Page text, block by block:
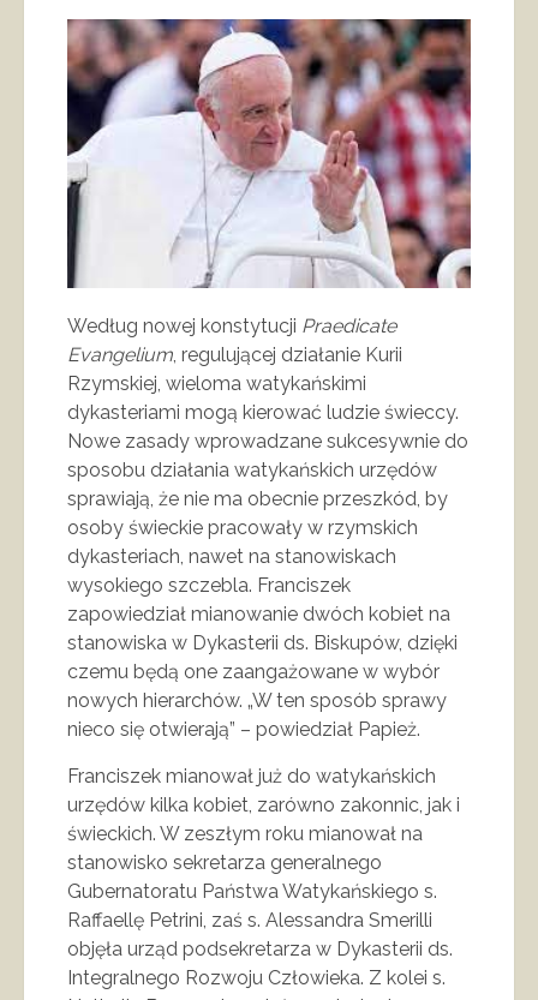
Według nowej konstytucji Praedicate
Evangelium, regulującej działanie Kurii
Rzymskiej, wieloma watykańskimi
dykasteriami mogą kierować ludzie świeccy.
Nowe zasady wprowadzane sukcesywnie do
sposobu działania watykańskich urzędów
sprawiają, że nie ma obecnie przeszkód, by
osoby świeckie pracowały w rzymskich
dykasteriach, nawet na stanowiskach
wysokiego szczebla. Franciszek
zapowiedział mianowanie dwóch kobiet na
stanowiska w Dykasterii ds. Biskupów, dzięki
czemu będą one zaangażowane w wybór
nowych hierarchów. „W ten sposób sprawy
nieco się otwierają” – powiedział Papież.
Franciszek mianował już do watykańskich
urzędów kilka kobiet, zarówno zakonnic, jak i
świeckich. W zeszłym roku mianował na
stanowisko sekretarza generalnego
Gubernatoratu Państwa Watykańskiego s.
Raffaellę Petrini, zaś s. Alessandra Smerilli
objęła urząd podsekretarza w Dykasterii ds.
Integralnego Rozwoju Człowieka. Z kolei s.